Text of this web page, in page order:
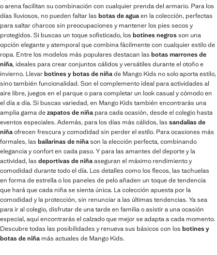
o arena facilitan su combinación con cualquier prenda del armario. Para los
días lluviosos, no pueden faltar las botas de aguaen la colección, perfectas
para saltar charcos sin preocupaciones y mantener los pies secos y
protegidos. Si buscas un toque sofisticado, los botines negrosson una
opción elegante y atemporal que combina fácilmente con cualquier estilo de
ropa. Entre los modelos más populares destacan las botas marrones de
niña, ideales para crear conjuntos cálidos y versátiles durante el otoño e
invierno. Llevarbotines y botas de niñade Mango Kids no solo aporta estilo,
sino también funcionalidad. Son el complemento ideal para actividades al
aire libre, juegos en el parque o para completar un look casual y cómodo en
el día a día. Si buscas variedad, en Mango Kids también encontrarás una
amplia gama dezapatos de niña para cada ocasión, desde el colegio hasta
eventos especiales. Además, para los días más cálidos, las sandalias de
niñaofrecen frescura y comodidad sin perder el estilo. Para ocasiones más
formales, las bailarinas de niñason la elección perfecta, combinando
elegancia y confort en cada paso. Y para las amantes del deporte y la
actividad, las deportivas de niñaaseguran el máximo rendimiento y
comodidad durante todo el día. Los detalles como los flecos, las tachuelas
en forma de estrella o los paneles de pelo añaden un toque de tendencia
que hará que cada niña se sienta única. La colección apuesta por la
comodidad y la protección, sin renunciar a las últimas tendencias. Ya sea
para ir al colegio, disfrutar de una tarde en familia o asistir a una ocasión
especial, aquí encontrarás el calzado que mejor se adapta a cada momento.
Descubre todas las posibilidades y renueva sus básicos con los botines y
botas de niña más actuales de Mango Kids.